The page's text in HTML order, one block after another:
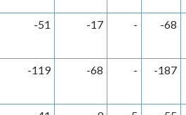
-51 -17 - -68
-119 -68 - -187